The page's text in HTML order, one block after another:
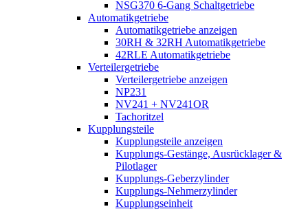
NSG370 6-Gang Schaltgetriebe
Automatikgetriebe
Automatikgetriebe anzeigen
30RH & 32RH Automatikgetriebe
42RLE Automatikgetriebe
Verteilergetriebe
Verteilergetriebe anzeigen
NP231
NV241 + NV241OR
Tachoritzel
Kupplungsteile
Kupplungsteile anzeigen
Kupplungs-Gestänge, Ausrücklager &
Pilotlager
Kupplungs-Geberzylinder
Kupplungs-Nehmerzylinder
Kupplungseinheit